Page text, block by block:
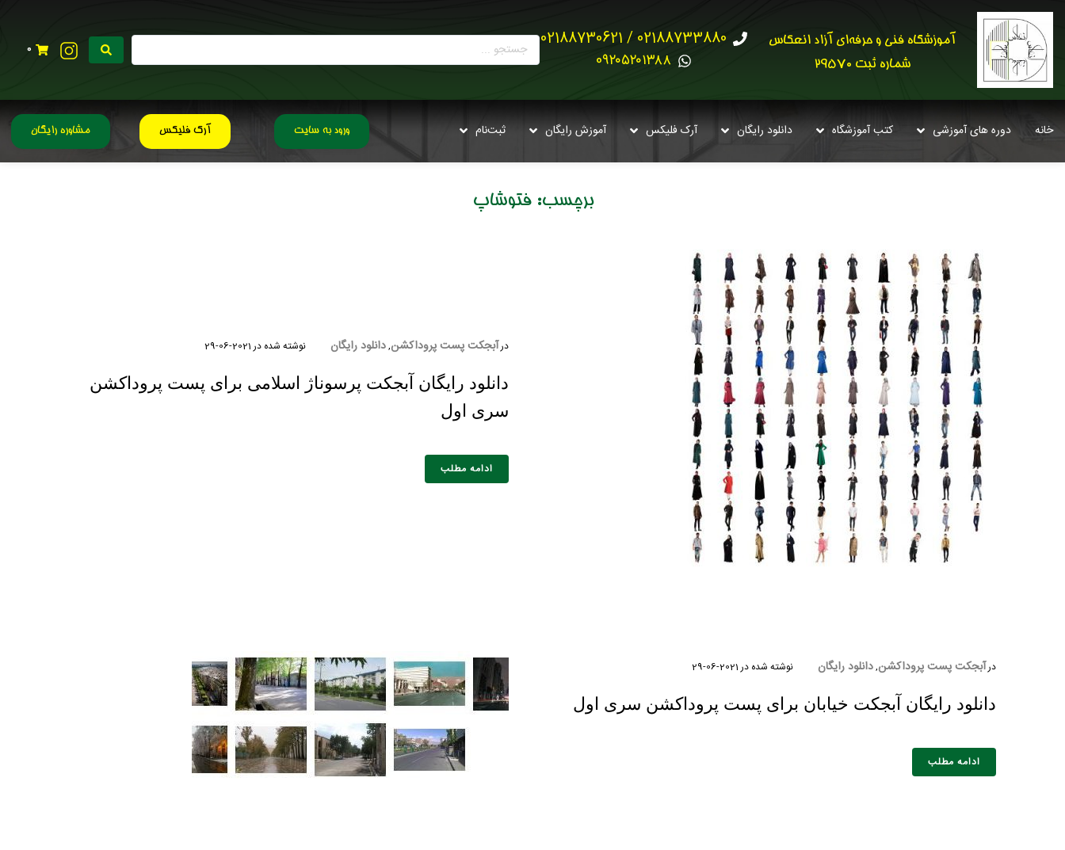
آموزشگاه فنی و حرفه‌ای آزاد انعکاس
شماره ثبت 29570
02188733880 / 02188730621
0۹۲۰۵۲۰۱۳۸۸
0
خانه دوره های آموزشی کتب آموزشگاه دانلود رایگان آرک فلیکس آموزش رایگان ثبت‌نام ورود به سایت آرک فلیکس مشاوره رایگان
برچسب:فتوشاپ
درآبجکت پست پروداکشن,دانلود رایگان نوشته شده در2021-06-29
دانلود رایگان آبجکت پرسوناژ اسلامی برای پست پروداکشن
سری اول
ادامه مطلب
درآبجکت پست پروداکشن,دانلود رایگان نوشته شده در2021-06-29
دانلود رایگان آبجکت خیابان برای پست پروداکشن سری اول
ادامه مطلب